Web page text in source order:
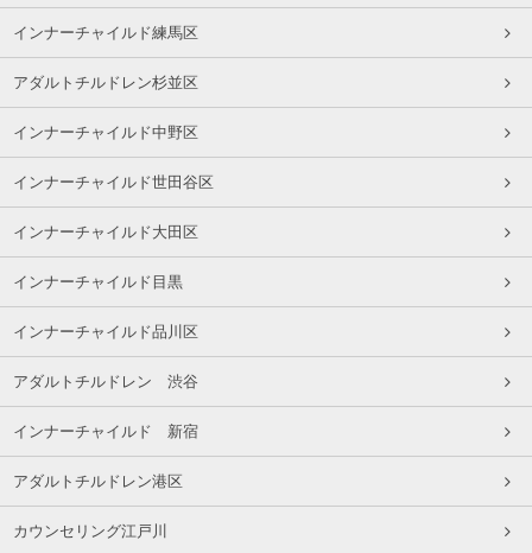
インナーチャイルド練馬区
アダルトチルドレン杉並区
インナーチャイルド中野区
インナーチャイルド世田谷区
インナーチャイルド大田区
インナーチャイルド目黒
インナーチャイルド品川区
アダルトチルドレン 渋谷
インナーチャイルド 新宿
アダルトチルドレン港区
カウンセリング江戸川